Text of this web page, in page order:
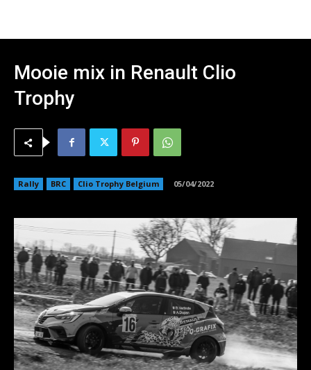
Mooie mix in Renault Clio
Trophy
Rally BRC Clio Trophy Belgium 05/04/2022